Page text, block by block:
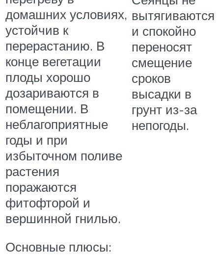
домашних условиях,
устойчив к
перерастанию. В
конце вегетации
плоды хорошо
дозариваются в
помещении. В
неблагоприятные
годы и при
избыточном поливе
растения
поражаются
фитофторой и
вершинной гнилью.
Основные плюсы:
вытягиваются
и спокойно
переносят
смещение
сроков
высадки в
грунт из-за
непогоды.